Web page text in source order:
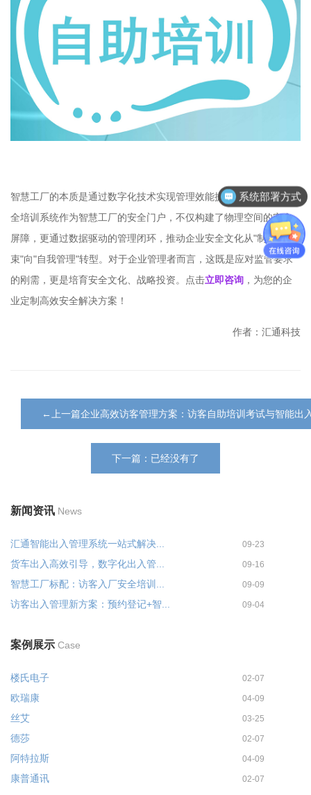
智慧工厂的本质是通过数字化技术实现管理效能提升。访客入厂安
全培训系统作为智慧工厂的安全门户，不仅构建了物理空间的安全
屏障，更通过数据驱动的管理闭环，推动企业安全文化从"制度约
束"向"自我管理"转型。对于企业管理者而言，这既是应对监管要求
的刚需，更是培育安全文化、战略投资。点击立即咨询 ，为您的企
业定制高效安全解决方案！
作者：汇通科技
←上一篇企业高效访客管理方案：访客自助培训考试与智能出
下一篇：已经没有了
新闻资讯 News
汇通智能出入管理系统一站式解决... 09-23
货车出入高效引导，数字化出入管... 09-16
智慧工厂标配：访客入厂安全培训... 09-09
访客出入管理新方案：预约登记+智... 09-04
案例展示 Case
楼氏电子 02-07
欧瑞康 04-09
丝艾 03-25
德莎 02-07
阿特拉斯 04-09
康普通讯 02-07
系统部署方式